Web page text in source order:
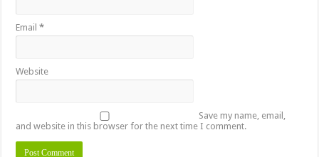
Email*
Website
Save my name, email,
and website in this browser for the next time I comment.